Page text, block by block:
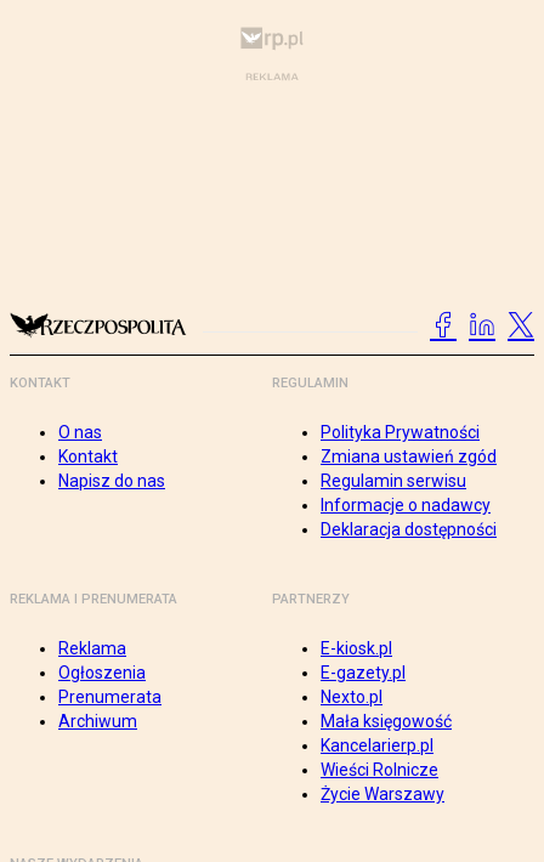
KONTAKT
O nas
Kontakt
Napisz do nas
REGULAMIN
Polityka Prywatności
Zmiana ustawień zgód
Regulamin serwisu
Informacje o nadawcy
Deklaracja dostępności
REKLAMA I PRENUMERATA
Reklama
Ogłoszenia
Prenumerata
Archiwum
PARTNERZY
E-kiosk.pl
E-gazety.pl
Nexto.pl
Mała księgowość
Kancelarierp.pl
Wieści Rolnicze
Życie Warszawy